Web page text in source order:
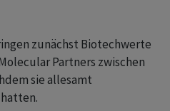
zunächst Biotechwerte
Partners zwischen
sie allesamt